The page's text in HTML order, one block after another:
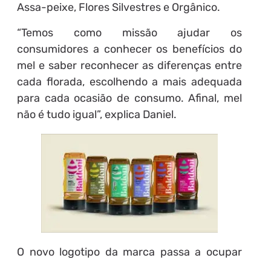
Assa-peixe, Flores Silvestres e Orgânico.
“Temos como missão ajudar os
consumidores a conhecer os benefícios do
mel e saber reconhecer as diferenças entre
cada florada, escolhendo a mais adequada
para cada ocasião de consumo. Afinal, mel
não é tudo igual”, explica Daniel.
O novo logotipo da marca passa a ocupar